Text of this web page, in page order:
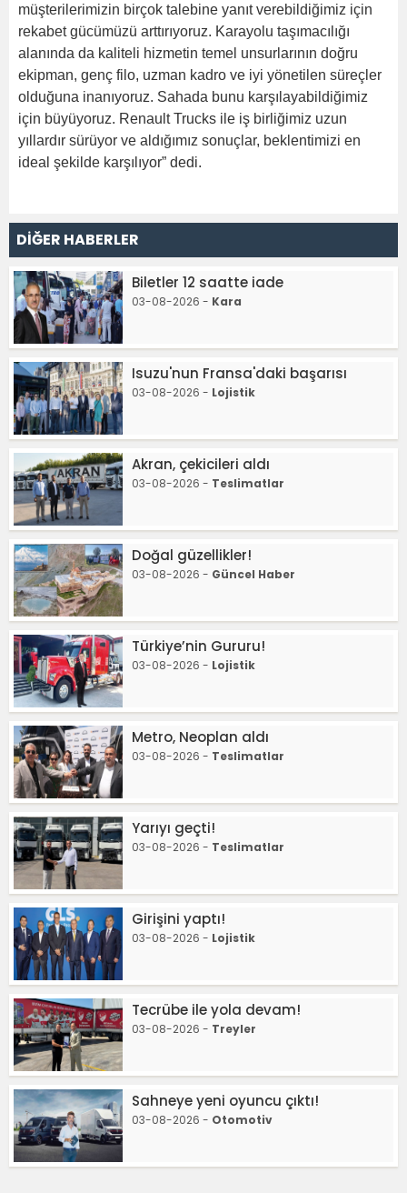
müşterilerimizin birçok talebine yanıt verebildiğimiz için
rekabet gücümüzü arttırıyoruz. Karayolu taşımacılığı
alanında da kaliteli hizmetin temel unsurlarının doğru
ekipman, genç filo, uzman kadro ve iyi yönetilen süreçler
olduğuna inanıyoruz. Sahada bunu karşılayabildiğimiz
için büyüyoruz. Renault Trucks ile iş birliğimiz uzun
yıllardır sürüyor ve aldığımız sonuçlar, beklentimizi en
ideal şekilde karşılıyor” dedi.
DİĞER HABERLER
Biletler 12 saatte iade
03-08-2026 - Kara
Isuzu'nun Fransa'daki başarısı
03-08-2026 - Lojistik
Akran, çekicileri aldı
03-08-2026 - Teslimatlar
Doğal güzellikler!
03-08-2026 - Güncel Haber
Türkiye’nin Gururu!
03-08-2026 - Lojistik
Metro, Neoplan aldı
03-08-2026 - Teslimatlar
Yarıyı geçti!
03-08-2026 - Teslimatlar
Girişini yaptı!
03-08-2026 - Lojistik
Tecrübe ile yola devam!
03-08-2026 - Treyler
Sahneye yeni oyuncu çıktı!
03-08-2026 - Otomotiv